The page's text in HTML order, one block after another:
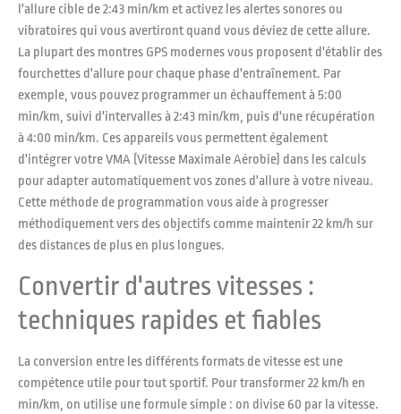
l'allure cible de 2:43 min/km et activez les alertes sonores ou
vibratoires qui vous avertiront quand vous déviez de cette allure.
La plupart des montres GPS modernes vous proposent d'établir des
fourchettes d'allure pour chaque phase d'entraînement. Par
exemple, vous pouvez programmer un échauffement à 5:00
min/km, suivi d'intervalles à 2:43 min/km, puis d'une récupération
à 4:00 min/km. Ces appareils vous permettent également
d'intégrer votre VMA (Vitesse Maximale Aérobie) dans les calculs
pour adapter automatiquement vos zones d'allure à votre niveau.
Cette méthode de programmation vous aide à progresser
méthodiquement vers des objectifs comme maintenir 22 km/h sur
des distances de plus en plus longues.
Convertir d'autres vitesses :
techniques rapides et fiables
La conversion entre les différents formats de vitesse est une
compétence utile pour tout sportif. Pour transformer 22 km/h en
min/km, on utilise une formule simple : on divise 60 par la vitesse.